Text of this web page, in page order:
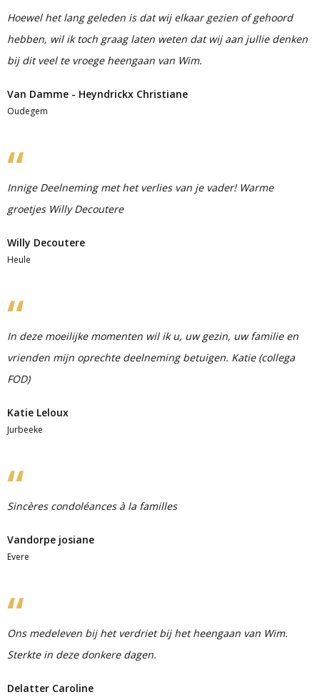
Hoewel het lang geleden is dat wij elkaar gezien of gehoord
hebben, wil ik toch graag laten weten dat wij aan jullie denken
bij dit veel te vroege heengaan van Wim.
Van Damme - Heyndrickx Christiane
Oudegem
Innige Deelneming met het verlies van je vader! Warme
groetjes Willy Decoutere
Willy Decoutere
Heule
In deze moeilijke momenten wil ik u, uw gezin, uw familie en
vrienden mijn oprechte deelneming betuigen. Katie (collega
FOD)
Katie Leloux
Jurbeeke
Sincères condoléances à la familles
Vandorpe josiane
Evere
Ons medeleven bij het verdriet bij het heengaan van Wim.
Sterkte in deze donkere dagen.
Delatter Caroline